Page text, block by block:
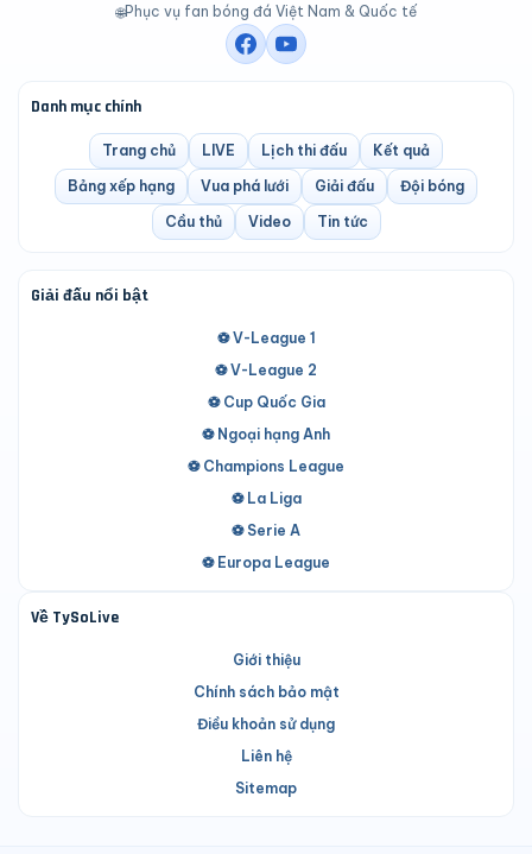
🌐Phục vụ fan bóng đá Việt Nam & Quốc tế
Danh mục chính
Trang chủ LIVE Lịch thi đấu
Kết quả
Bảng xếp hạng
Vua phá lưới Giải đấu
Đội bóng
Cầu thủ
Video Tin tức
Giải đấu nổi bật
⚽ V-League 1
⚽ V-League 2
⚽ Cup Quốc Gia
⚽ Ngoại hạng Anh
⚽ Champions League
⚽ La Liga
⚽ Serie A
⚽ Europa League
Về TySoLive
Giới thiệu
Chính sách bảo mật
Điều khoản sử dụng
Liên hệ
Sitemap